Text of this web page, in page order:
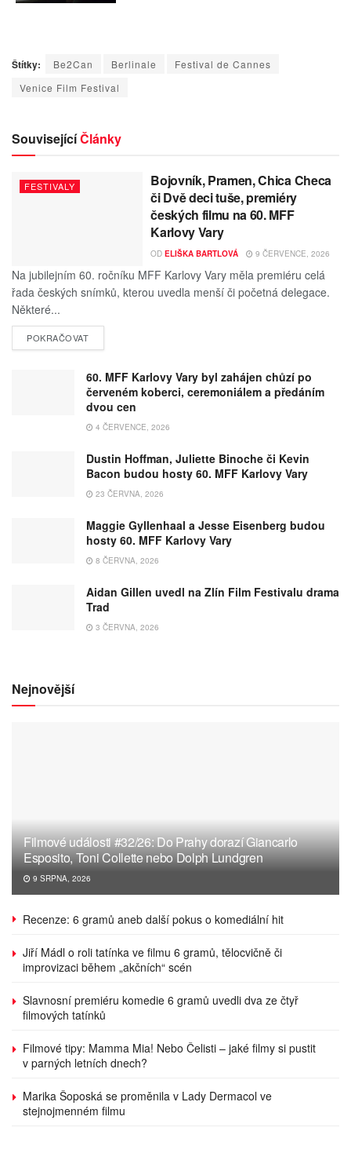
Štítky: Be2Can Berlinale
Festival de Cannes
Venice Film Festival
SouvisejícíČlánky
FESTIVALY
Bojovník, Pramen, Chica Checa
či Dvě deci tuše, premiéry
českých filmu na 60. MFF
Karlovy Vary
OD ELIŠKA BARTLOVÁ 9 ČERVENCE, 2026
Na jubilejním 60. ročníku MFF Karlovy Vary měla premiéru celá
řada českých snímků, kterou uvedla menší či početná delegace.
Některé...
POKRAČOVAT
60. MFF Karlovy Vary byl zahájen chůzí po
červeném koberci, ceremoniálem a předáním
dvou cen
4 ČERVENCE, 2026
Dustin Hoffman, Juliette Binoche či Kevin
Bacon budou hosty 60. MFF Karlovy Vary
23 ČERVNA, 2026
Maggie Gyllenhaal a Jesse Eisenberg budou
hosty 60. MFF Karlovy Vary
8 ČERVNA, 2026
Aidan Gillen uvedl na Zlín Film Festivalu drama
Trad
3 ČERVNA, 2026
Nejnovější
Filmové události #32/26: Do Prahy dorazí Giancarlo
Esposito, Toni Collette nebo Dolph Lundgren
9 SRPNA, 2026
Recenze: 6 gramů aneb další pokus o komediální hit
Jiří Mádl o roli tatínka ve filmu 6 gramů, tělocvičně či
improvizaci během „akčních“ scén
Slavnosní premiéru komedie 6 gramů uvedli dva ze čtyř
filmových tatínků
Filmové tipy: Mamma Mia! Nebo Čelisti – jaké filmy si pustit
v parných letních dnech?
Marika Šoposká se proměnila v Lady Dermacol ve
stejnojmenném filmu